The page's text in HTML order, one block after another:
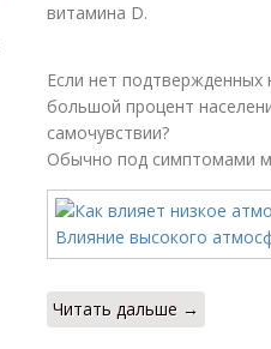
витамина D.
Если нет
большой процент
самочувствии?
Обычно под симптомами
Читать дальше →